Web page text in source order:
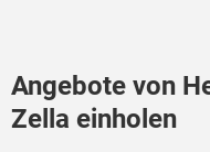
Angebote von
Zella einholen